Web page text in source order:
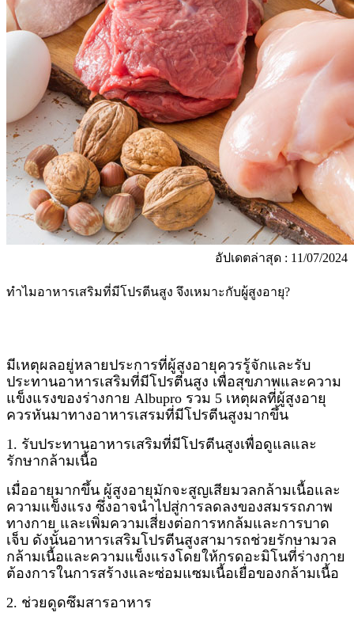
อัปเดตล่าสุด : 11/07/2024
ทำไมอาหารเสริมที่มีโปรตีนสูง จึงเหมาะกับผู้สูงอายุ?
มีเหตุผลอยู่หลายประการที่ผู้สูงอายุควรรู้จักและรับ
ประทานอาหารเสริมที่มีโปรตีนสูง เพื่อสุขภาพและความ
แข็งแรงของร่างกาย Albupro รวม 5 เหตุผลที่ผู้สูงอายุ
ควรหันมาทางอาหารเสรมที่มีโปรตีนสูงมากขึ้น
1. รับประทานอาหารเสริมที่มีโปรตีนสูงเพื่อดูแลและ
รักษากล้ามเนื้อ
เมื่ออายุมากขึ้น ผู้สูงอายุมักจะสูญเสียมวลกล้ามเนื้อและ
ความแข็งแรง ซึ่งอาจนำไปสู่การลดลงของสมรรถภาพ
ทางกาย และเพิ่มความเสี่ยงต่อการหกล้มและการบาด
เจ็บ ดังนั้นอาหารเสริมโปรตีนสูงสามารถช่วยรักษามวล
กล้ามเนื้อและความแข็งแรงโดยให้กรดอะมิโนที่ร่างกาย
ต้องการในการสร้างและซ่อมแซมเนื้อเยื่อของกล้ามเนื้อ
2. ช่วยดูดซึมสารอาหาร